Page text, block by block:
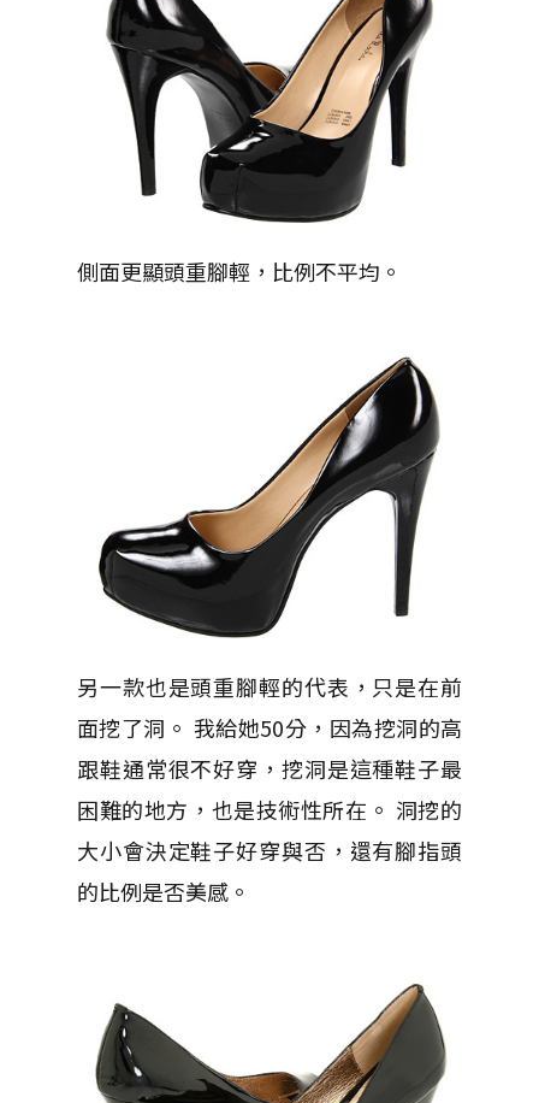
側面更顯頭重腳輕，比例不平均。
另一款也是頭重腳輕的代表，只是在前
面挖了洞。 我給她50分，因為挖洞的高
跟鞋通常很不好穿，挖洞是這種鞋子最
困難的地方，也是技術性所在。 洞挖的
大小會決定鞋子好穿與否，還有腳指頭
的比例是否美感。